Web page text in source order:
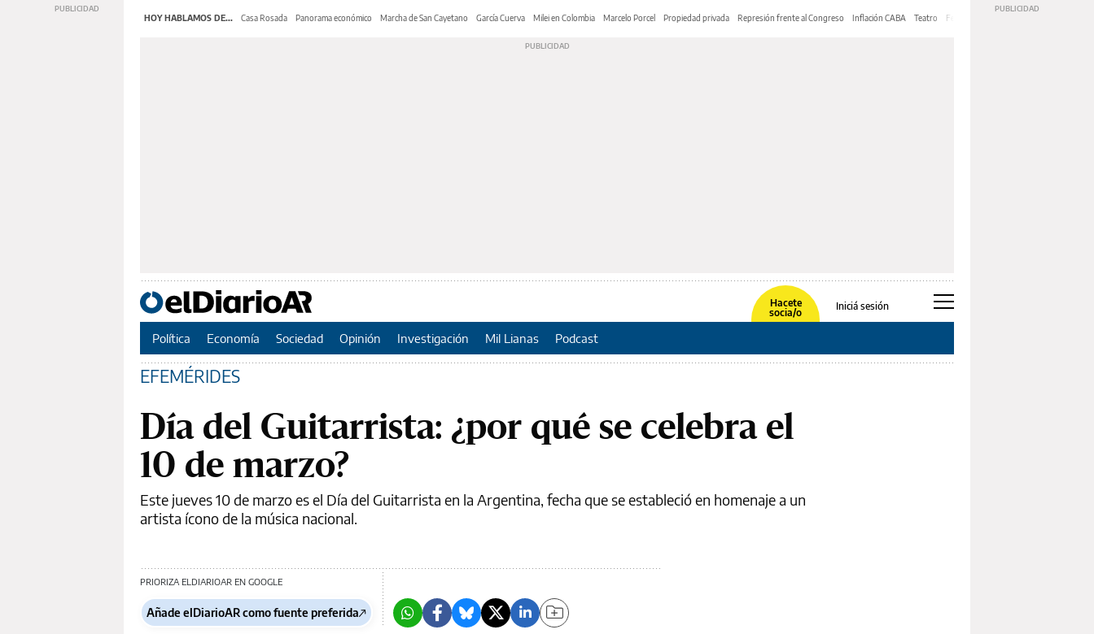
HOY HABLAMOS DE... Casa Rosada Panorama económico Marcha de San Cayetano García Cuerva Milei en Colombia Marcelo Porcel Propiedad privada Represión frente al Congreso Inflación CABA Teatro Feria de Editores
Hacete
socia/o
Iniciá sesión
Política Economía Sociedad Opinión Investigación Mil Lianas Podcast
EFEMÉRIDES
Día del Guitarrista: ¿por qué se celebra el
10 de marzo?
Este jueves 10 de marzo es el Día del Guitarrista en la Argentina, fecha que se estableció en homenaje a un
artista ícono de la música nacional.
PRIORIZA ELDIARIOAR EN GOOGLE
Añade elDiarioAR como fuente preferida